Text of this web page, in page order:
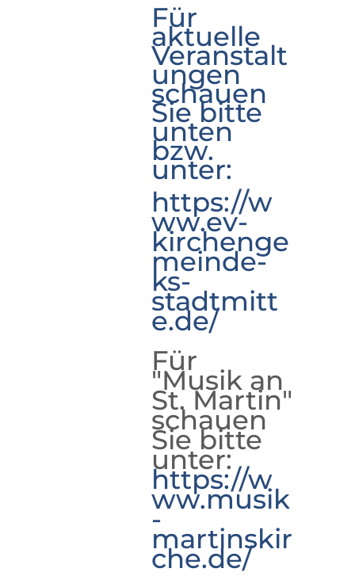
Für
aktuelle
Veranstalt
ungen
schauen
Sie bitte
unten
bzw.
unter:
https://w
ww.ev-
kirchenge
meinde-
ks-
stadtmitt
e.de/
Für
"Musik an
St. Martin"
schauen
Sie bitte
unter:
https://w
ww.musik
-
martinskir
che.de/